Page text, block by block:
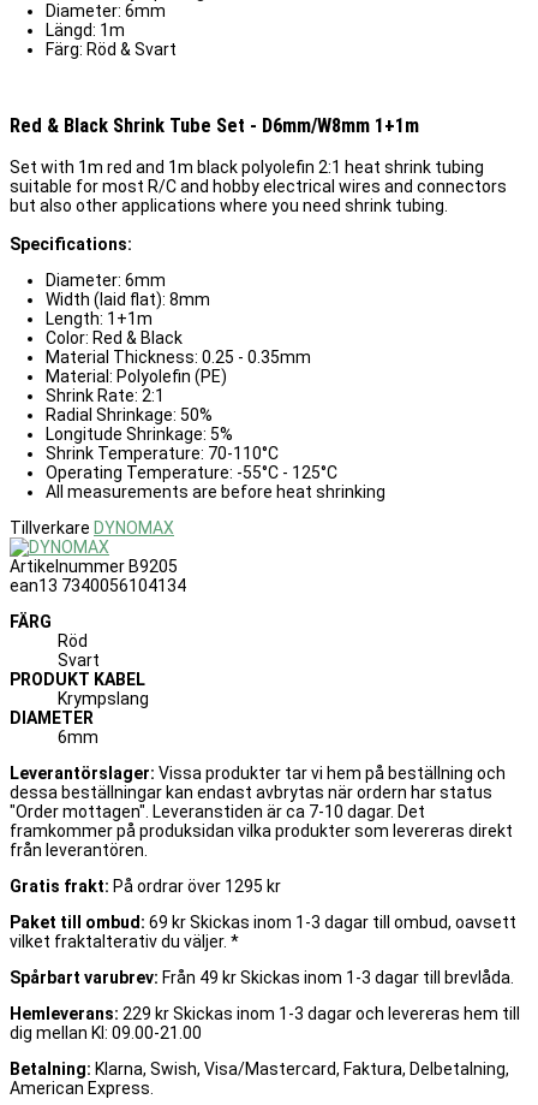
Diameter: 6mm
Längd: 1m
Färg: Röd & Svart
Red & Black Shrink Tube Set - D6mm/W8mm 1+1m
Set with 1m red and 1m black polyolefin 2:1 heat shrink tubing
suitable for most R/C and hobby electrical wires and connectors
but also other applications where you need shrink tubing.
Specifications:
Diameter: 6mm
Width (laid flat): 8mm
Length: 1+1m
Color: Red & Black
Material Thickness: 0.25 - 0.35mm
Material: Polyolefin (PE)
Shrink Rate: 2:1
Radial Shrinkage: 50%
Longitude Shrinkage: 5%
Shrink Temperature: 70-110°C
Operating Temperature: -55°C - 125°C
All measurements are before heat shrinking
Tillverkare DYNOMAX
ArtikelnummerB9205
ean13 7340056104134
FÄRG
Röd
Svart
PRODUKT KABEL
Krympslang
DIAMETER
6mm
Leverantörslager: Vissa produkter tar vi hem på beställning och
dessa beställningar kan endast avbrytas när ordern har status
"Order mottagen". Leveranstiden är ca 7-10 dagar. Det
framkommer på produksidan vilka produkter som levereras direkt
från leverantören.
Gratis frakt: På ordrar över 1295 kr
Paket till ombud: 69 kr Skickas inom 1-3 dagar till ombud, oavsett
vilket fraktalterativ du väljer. *
Spårbart varubrev: Från 49 kr Skickas inom 1-3 dagar till brevlåda.
Hemleverans: 229 kr Skickas inom 1-3 dagar och levereras hem till
dig mellan Kl: 09.00-21.00
Betalning: Klarna, Swish, Visa/Mastercard, Faktura, Delbetalning,
American Express.